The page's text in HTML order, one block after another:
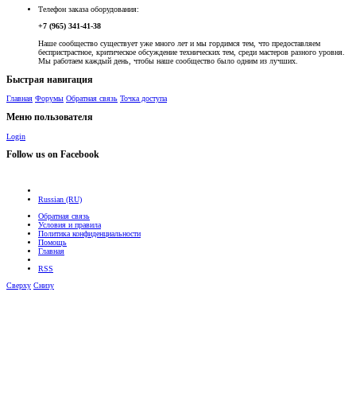
Телефон заказа оборудования:
+7 (965) 341-41-38
Наше сообщество существует уже много лет и мы гордимся тем, что предоставляем
беспристрастное, критическое обсуждение технических тем, среди мастеров разного уровня.
Мы работаем каждый день, чтобы наше сообщество было одним из лучших.
Быстрая навигация
Главная Форумы Обратная связь Точка доступа
Меню пользователя
Login
Follow us on Facebook
Russian (RU)
Обратная связь
Условия и правила
Политика конфиденциальности
Помощь
Главная
RSS
Сверху Снизу